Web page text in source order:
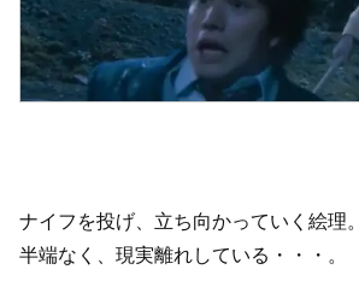
ナイフを投げ、立ち向かっていく絵理
半端なく、現実離れしている・・・。